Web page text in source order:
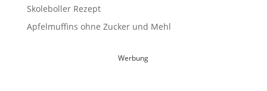
Skoleboller Rezept
Apfelmuffins ohne Zucker und Mehl
Werbung